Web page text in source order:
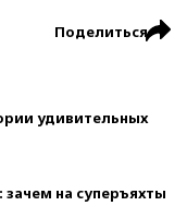
Поделиться
удивительных
на суперъяхты